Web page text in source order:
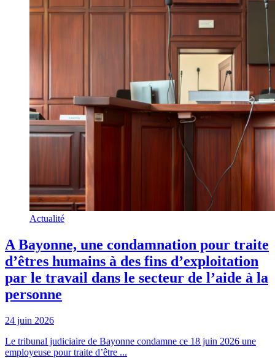
Actualité
A Bayonne, une condamnation pour traite
d’êtres humains à des fins d’exploitation
par le travail dans le secteur de l’aide à la
personne
24 juin 2026
Le tribunal judiciaire de Bayonne condamne ce 18 juin 2026 une
employeuse pour traite d’être ...